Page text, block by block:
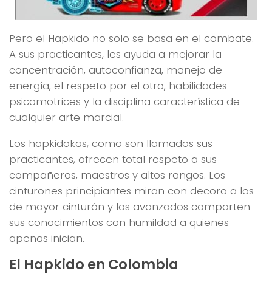
Pero el Hapkido no solo se basa en el combate.
A sus practicantes, les ayuda a mejorar la
concentración, autoconfianza, manejo de
energía, el respeto por el otro, habilidades
psicomotrices y la disciplina característica de
cualquier arte marcial.
Los hapkidokas, como son llamados sus
practicantes, ofrecen total respeto a sus
compañeros, maestros y altos rangos. Los
cinturones principiantes miran con decoro a los
de mayor cinturón y los avanzados comparten
sus conocimientos con humildad a quienes
apenas inician.
El Hapkido en Colombia